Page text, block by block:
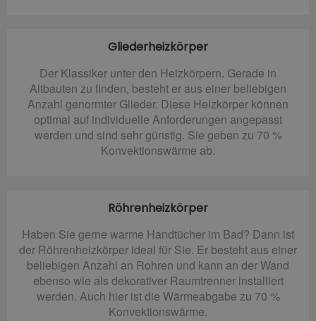
Gliederheizkörper
Der Klassiker unter den Heizkörpern. Gerade in
Altbauten zu finden, besteht er aus einer beliebigen
Anzahl genormter Glieder. Diese Heizkörper können
optimal auf individuelle Anforderungen angepasst
werden und sind sehr günstig. Sie geben zu 70 %
Konvektionswärme ab.
Röhrenheizkörper
Haben Sie gerne warme Handtücher im Bad? Dann ist
der Röhrenheizkörper ideal für Sie. Er besteht aus einer
beliebigen Anzahl an Rohren und kann an der Wand
ebenso wie als dekorativer Raumtrenner installiert
werden. Auch hier ist die Wärmeabgabe zu 70 %
Konvektionswärme.